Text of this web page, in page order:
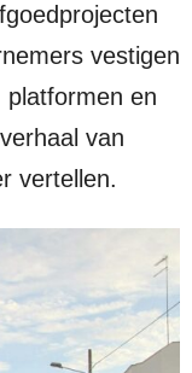
vestigen
en
van
vertellen.